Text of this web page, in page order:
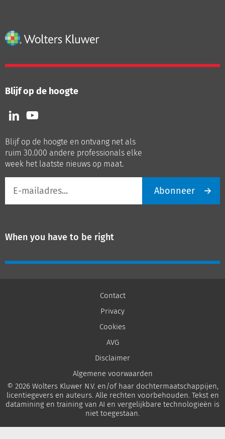
Blijf op de hoogte
Volg
ons
LinkedIn
Volg
ons
Youtube
Blijf op de hoogte en ontvang net als
ruim 30.000 andere professionals elke
week het laatste nieuws op maat.
mailadres
Abonneer
When you have to be right
Contact
Privacy
Cookies
AVG
Disclaimer
Algemene voorwaarden
© 2026 Wolters Kluwer N.V. en/of haar dochtermaatschappijen,
licentiegevers en auteurs. Alle rechten voorbehouden. Tekst en
datamining en training van AI en vergelijkbare technologieën is
niet toegestaan.